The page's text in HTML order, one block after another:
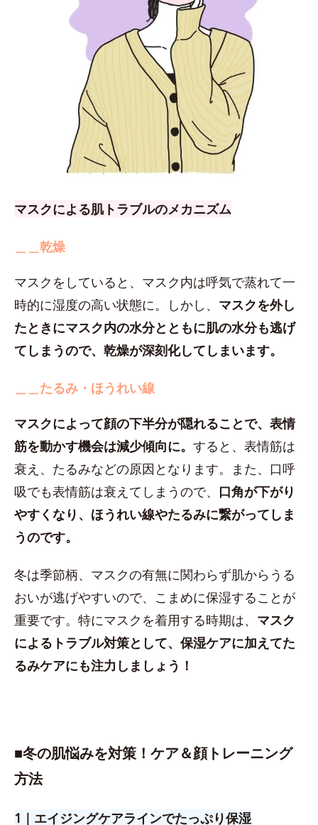
マスクによる肌トラブルのメカニズム
＿＿乾燥
マスクをしていると、マスク内は呼気で蒸れて一
時的に湿度の高い状態に。しかし、 マスクを外し
たときにマスク内の水分とともに肌の水分も逃げ
てしまうので、乾燥が深刻化してしまいます。
＿＿たるみ・ほうれい線
マスクによって顔の下半分が隠れることで、表情
筋を動かす機会は減少傾向に。 すると、表情筋は
衰え、たるみなどの原因となります。また、口呼
吸でも表情筋は衰えてしまうので、 口角が下がり
やすくなり、ほうれい線やたるみに繋がってしま
うのです。
冬は季節柄、マスクの有無に関わらず肌からうる
おいが逃げやすいので、こまめに保湿することが
重要です。特にマスクを着用する時期は、 マスク
によるトラブル対策として、保湿ケアに加えてた
るみケアにも注力しましょう！
■冬の肌悩みを対策！ケア＆顔トレーニング
方法
1｜エイジングケアラインでたっぷり保湿